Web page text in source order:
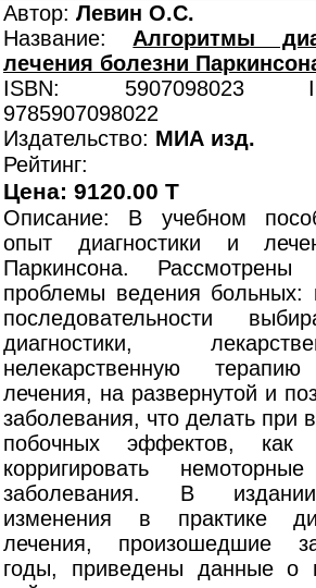
Автор: Левин О.С.
Название: Алгоритмы
лечения болезни
ISBN: 5907098023
9785907098022
Издательство: МИА изд.
Рейтинг:
Цена: 9120.00 T
Описание: В учебном
опыт диагностики и
Паркинсона. Рассмотрены
проблемы ведения больных:
последовательности
диагностики,
нелекарственную
лечения, на развернутой и
заболевания, что делать при
побочных эффектов, как
корригировать
заболевания. В
изменения в практике
лечения, произошедшие
годы, приведены данные о